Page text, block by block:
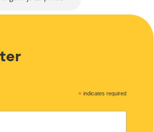
* indicates required